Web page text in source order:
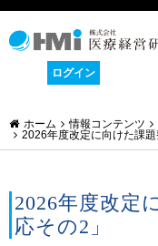
ログイン
ホーム 情報コンテンツ
2026年度改定に向けた課題
2026年度改定
応その2」